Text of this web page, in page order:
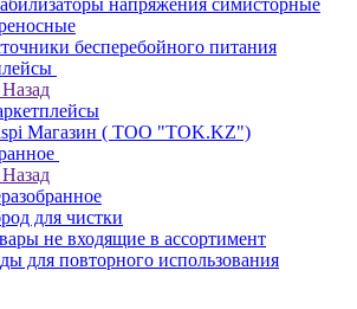
напряжения симисторные
бесперебойного питания
Назад
Магазин ( ТОО "TOK.KZ")
Назад
для чистки
не входящие в ассортимент
для повторного использования